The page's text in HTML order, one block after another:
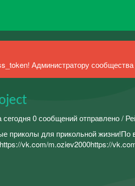
Администратору сообщества
сегодня 0 сообщений отправлено /
приколы для прикольной жизни!По
vk.com/m.oziev2000https://